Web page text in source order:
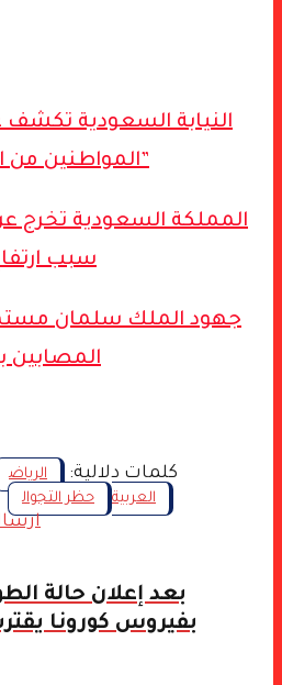
النيابة السعودية تكشف
المواطنين من التورط في هذه “جريمة”
المملكة السعودية
سبب
جهود الملك سلمان
المصابين
كلمات دلالية: الرياض
العربية
حظر التجوال
بعد إعلان حالة
بفيروس كورونا يقترب إلى 11